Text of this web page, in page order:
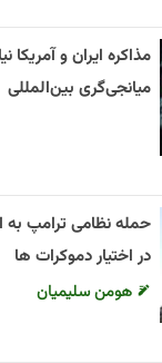
مذاکره ایران و آمریکا
میانجی‌گری بین‌المللی
حمله نظامی ترامپ به
در اختیار دموکرات ها
هومن سلیمیان